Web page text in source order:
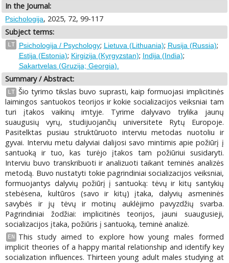
In the Journal:
Psichologija, 2025, 72, 99-117
Subject terms:
LT Psichologija / Psychology; Lietuva (Lithuania); Rusija (Russia);
Estija (Estonia); Kirgizija (Kyrgyzstan); Indija (India);
Sakartvelas (Gruzija; Georgia).
Summary / Abstract:
LT Šio tyrimo tikslas buvo suprasti, kaip formuojasi implicitinės
laimingos santuokos teorijos ir kokie socializacijos veiksniai tam
turi įtakos vaikinų imtyje. Tyrime dalyvavo trylika jaunų
suaugusių vyrų, studijuojančių universitete Rytų Europoje.
Pasitelktas pusiau struktūruoto interviu metodas nuotoliu ir
gyvai. Interviu metu dalyviai dalijosi savo mintimis apie požiūrį į
santuoką ir tuo, kas turėjo įtakos tam požiūriui susidaryti.
Interviu buvo transkribuoti ir analizuoti taikant teminės analizės
metodą. Buvo nustatyti tokie pagrindiniai socializacijos veiksniai,
formuojantys dalyvių požiūrį į santuoką: tėvų ir kitų santykių
stebėsena, kultūros (savo ir kitų) įtaka, dalyvių asmeninės
savybės ir jų tėvų ir motinų auklėjimo pavyzdžių svarba.
Pagrindiniai žodžiai: implicitinės teorijos, jauni suaugusieji,
socializacijos įtaka, požiūris į santuoką, teminė analizė.
EN
This study aimed to explore how young males formed
implicit theories of a happy marital relationship and identify key
socialization influences. Thirteen young adult males studying at